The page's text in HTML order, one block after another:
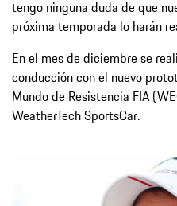
tengo ninguna duda de que
próxima temporada lo harán
En el mes de diciembre se
conducción con el nuevo
Mundo de Resistencia FIA
WeatherTech SportsCar.